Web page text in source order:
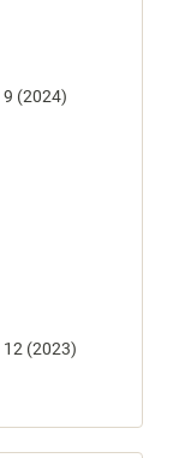
9 (2024)
12 (2023)